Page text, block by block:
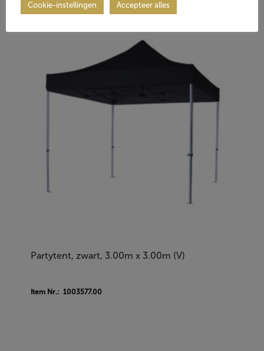
Vraag Vrijblijvend Aan
Partytent, zwart, 3.00m x 3.00m (V)
Item Nr.: 1003577.00
Cookie-instellingen Accepteer alles